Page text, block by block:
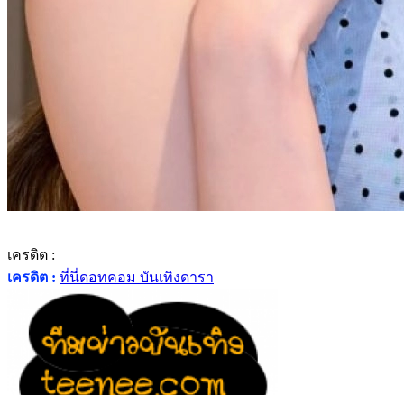
เครดิต :
เครดิต : ที่นี่ดอทคอม บันเทิงดารา